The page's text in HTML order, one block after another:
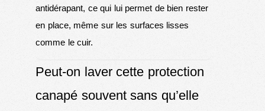
antidérapant, ce qui lui permet de bien rester
en place, même sur les surfaces lisses
comme le cuir.
Peut-on laver cette protection
canapé souvent sans qu’elle